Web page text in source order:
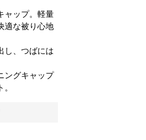
ャップ。軽量
適な被り心地
し、つばには
ングキャップ